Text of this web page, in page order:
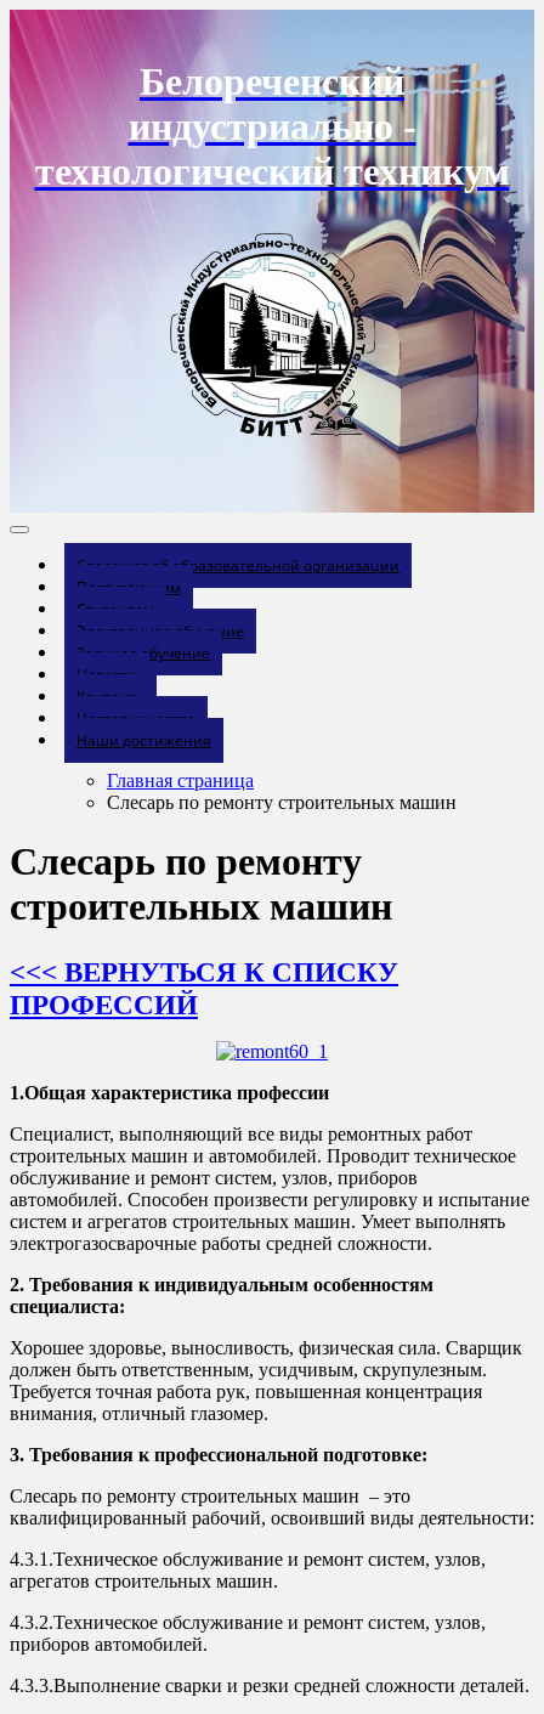
Перейти
содержанию
Белореченский
индустриально -
технологический техникум
Сведения об образовательной организации
Поступающим
Студентам
Электронное обучение
Заочное обучение
Новости
Контакты
Наставничество
Наши достижения
Главная страница
Слесарь по ремонту строительных машин
Слесарь по ремонту
строительных машин
<<< ВЕРНУТЬСЯ К СПИСКУ
ПРОФЕССИЙ
1.Общая характеристика профессии
Специалист, выполняющий все виды ремонтных работ
строительных машин и автомобилей. Проводит техническое
обслуживание и ремонт систем, узлов, приборов
автомобилей. Способен произвести регулировку и испытание
систем и агрегатов строительных машин. Умеет выполнять
электрогазосварочные работы средней сложности.
2. Требования к индивидуальным особенностям
специалиста:
Хорошее здоровье, выносливость, физическая сила. Сварщик
должен быть ответственным, усидчивым, скрупулезным.
Требуется точная работа рук, повышенная концентрация
внимания, отличный глазомер.
3. Требования к профессиональной подготовке:
Слесарь по ремонту строительных машин – это
квалифицированный рабочий, освоивший виды деятельности:
4.3.1.Техническое обслуживание и ремонт систем, узлов,
агрегатов строительных машин.
4.3.2.Техническое обслуживание и ремонт систем, узлов,
приборов автомобилей.
4.3.3.Выполнение сварки и резки средней сложности деталей.